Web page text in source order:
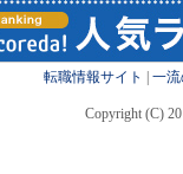
転職情報サイト 一
Copyright (C)